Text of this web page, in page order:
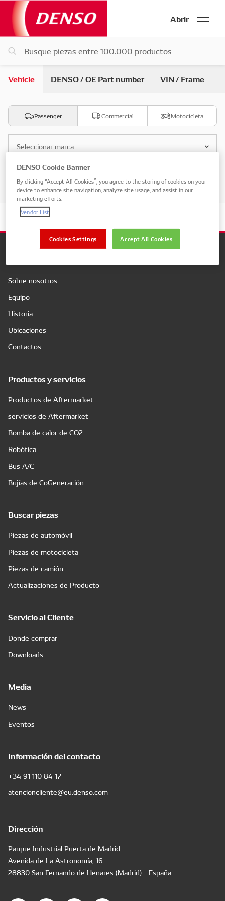
Abrir
Vehicle DENSO / OE Part number VIN / Frame
Passenger Commercial Motocicleta
Seleccionar marca
Seleccionar modelo
Sobre nosotros
Equipo
Historia
Ubicaciones
Contactos
Productos y servicios
Productos de Aftermarket
servicios de Aftermarket
Bomba de calor de CO2
Robótica
Bus A/C
Bujías de CoGeneración
Buscar piezas
Piezas de automóvil
Piezas de motocicleta
Piezas de camión
Actualizaciones de Producto
Servicio al Cliente
Donde comprar
Downloads
Media
News
Eventos
Información del contacto
+34 91 110 84 17
atencioncliente@eu.denso.com
Dirección
Parque Industrial Puerta de Madrid
Avenida de La Astronomía, 16
28830 San Fernando de Henares (Madrid) - España
DENSO Cookie Banner
By clicking “Accept All Cookies”, you agree to the storing of cookies on your
device to enhance site navigation, analyze site usage, and assist in our
marketing efforts.
Vendor List
Accept All Cookies
Cookies Settings